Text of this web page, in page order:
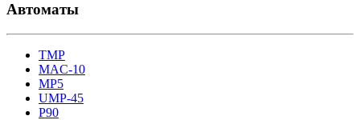
Автоматы
TMP
MAC-10
MP5
UMP-45
P90